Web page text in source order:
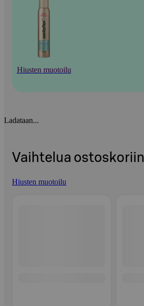
Hiusten muotoilu
Ladataan...
Vaihtelua ostoskoriin
Hiusten muotoilu